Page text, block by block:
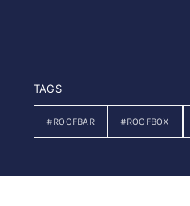
TAGS
#ROOFBAR #ROOFBOX